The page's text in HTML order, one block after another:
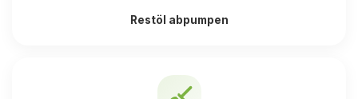
Restöl abpumpen